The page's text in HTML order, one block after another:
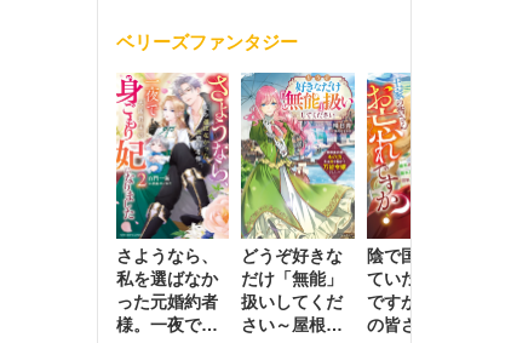
ベリーズファンタジー
さようなら、
私を選ばなか
った元婚約者
様。一夜で大
どうぞ好きな
だけ「無能」
扱いしてくだ
さい～屋根裏
陰で国を支え
ていたのは私
ですが、王家
の皆さんお忘